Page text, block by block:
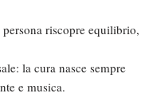
riscopre equilibrio,
la cura nasce sempre
e musica.